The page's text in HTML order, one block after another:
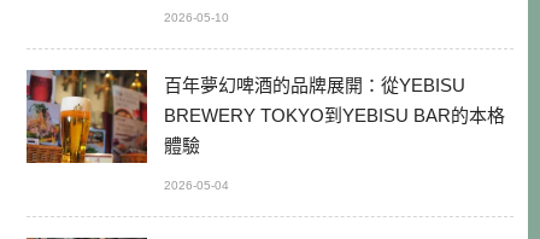
2026-05-10
百年夢幻啤酒的品牌展開：從YEBISU
BREWERY TOKYO到YEBISU BAR的本格
體驗
2026-05-04